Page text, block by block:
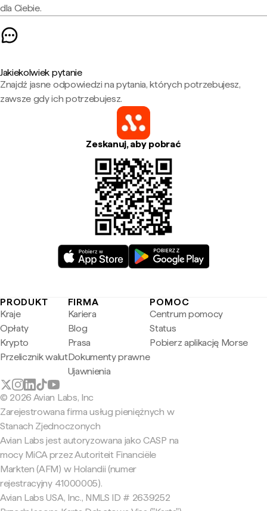
dla Ciebie.
Jakiekolwiek pytanie
Znajdź jasne odpowiedzi na pytania, których potrzebujesz,
zawsze gdy ich potrzebujesz.
Zeskanuj, aby pobrać
PRODUKT
Kraje
Opłaty
Krypto
Przelicznik walut
FIRMA
Kariera
Blog
Prasa
Dokumenty prawne
Ujawnienia
POMOC
Centrum pomocy
Status
Pobierz aplikację Morse
© 2026 Avian Labs, Inc
Zarejestrowana firma usług pieniężnych w
Stanach Zjednoczonych
Avian Labs jest autoryzowana jako CASP na
mocy MiCA przez Autoriteit Financiële
Markten (AFM) w Holandii (numer
rejestracyjny 41000005).
Avian Labs USA, Inc., NMLS ID # 2639252